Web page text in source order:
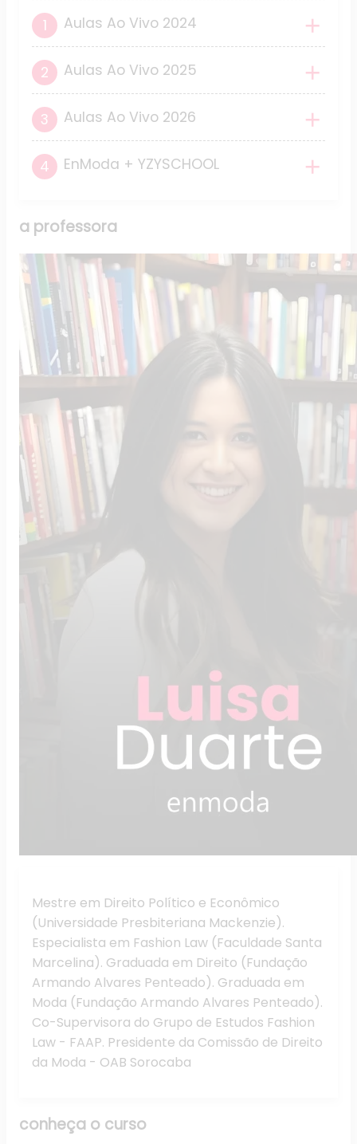
Aulas Ao Vivo 2024
Aulas Ao Vivo 2025
Aulas Ao Vivo 2026
EnModa + YZYSCHOOL
a professora
Mestre em Direito Político e Econômico
(Universidade Presbiteriana Mackenzie).
Especialista em Fashion Law (Faculdade Santa
Marcelina). Graduada em Direito (Fundação
Armando Alvares Penteado). Graduada em
Moda (Fundação Armando Alvares Penteado).
Co-Supervisora do Grupo de Estudos Fashion
Law - FAAP. Presidente da Comissão de Direito
da Moda - OAB Sorocaba
conheça o curso